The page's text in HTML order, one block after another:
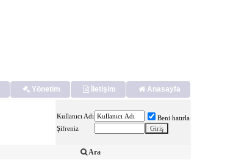
Anasayfa
İletişim
Yönetim
Kullanıcı Adı
Beni hatırla
Şifreniz
Ara